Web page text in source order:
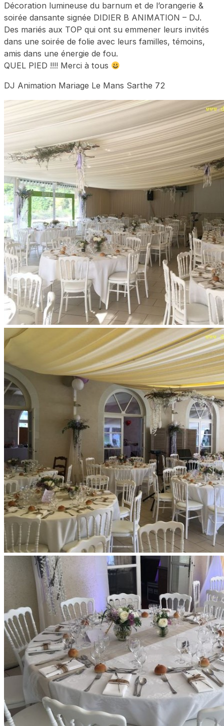
Décoration lumineuse du barnum et de l’orangerie &
soirée dansante signée DIDIER B ANIMATION – DJ.
Des mariés aux TOP qui ont su emmener leurs invités
dans une soirée de folie avec leurs familles, témoins,
amis dans une énergie de fou.
QUEL PIED !!!! Merci à tous
DJ Animation Mariage Le Mans Sarthe 72